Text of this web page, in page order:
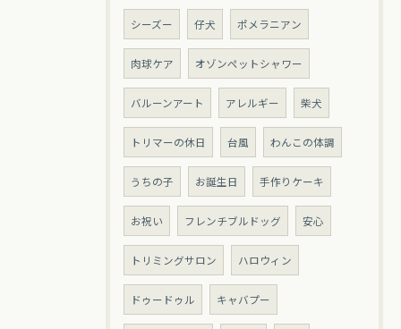
シーズー 仔犬 ポメラニアン
肉球ケア オゾンペットシャワー
バルーンアート アレルギー 柴犬
トリマーの休日 台風 わんこの体調
うちの子 お誕生日 手作りケーキ
お祝い フレンチブルドッグ 安心
トリミングサロン ハロウィン
ドゥードゥル キャバプー